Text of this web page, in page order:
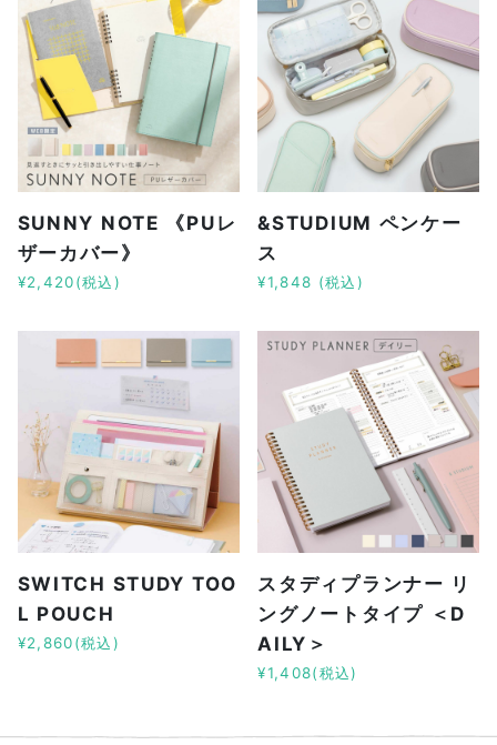
SUNNY NOTE 《PUレ
ザーカバー》
¥2,420(税込)
&STUDIUM ペンケー
ス
¥1,848 (税込)
SWITCH STUDY TOO
L POUCH
¥2,860(税込)
スタディプランナー リ
ングノートタイプ ＜D
AILY＞
¥1,408(税込)